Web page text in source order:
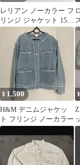
レリアン ノーカラー フ
リンジ ジャケット 15+
コットンリネン 五分袖
¥ 1,500
H&M デニムジャケッ
ト フリンジ ノーカラー
¥